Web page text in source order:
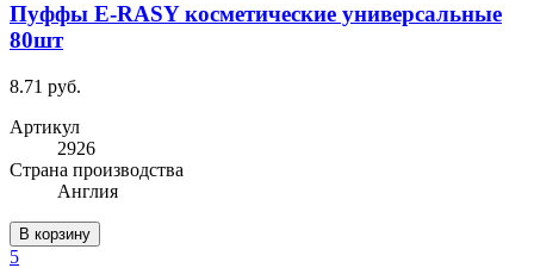
Пуффы E-RASY косметические универсальные
80шт
8.71 руб.
Артикул
2926
Cтрана производства
Англия
В корзину
5